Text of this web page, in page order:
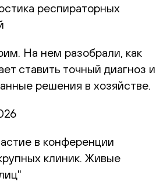
респираторных
На нем разобрали, как
ставить точный диагноз и
решения в хозяйстве.
в конференции
клиник. Живые